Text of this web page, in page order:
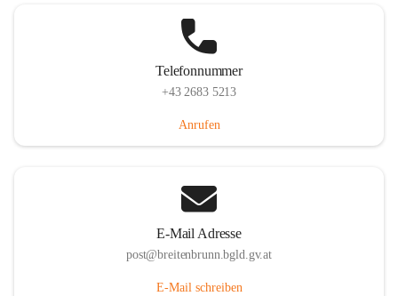
Telefonnummer
+43 2683 5213
Anrufen
E-Mail Adresse
post@breitenbrunn.bgld.gv.at
E-Mail schreiben